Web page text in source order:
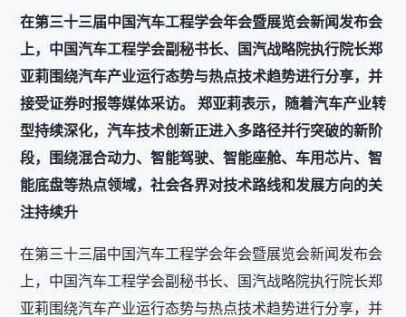
在第三十三届中国汽车工程学会年会暨展览会新闻发布会
上，中国汽车工程学会副秘书长、国汽战略院执行院长郑
亚莉围绕汽车产业运行态势与热点技术趋势进行分享，并
接受证券时报等媒体采访。 郑亚莉表示，随着汽车产业转
型持续深化，汽车技术创新正进入多路径并行突破的新阶
段，围绕混合动力、智能驾驶、智能座舱、车用芯片、智
能底盘等热点领域，社会各界对技术路线和发展方向的关
注持续升
在第三十三届中国汽车工程学会年会暨展览会新闻发布会
上，中国汽车工程学会副秘书长、国汽战略院执行院长郑
亚莉围绕汽车产业运行态势与热点技术趋势进行分享，并